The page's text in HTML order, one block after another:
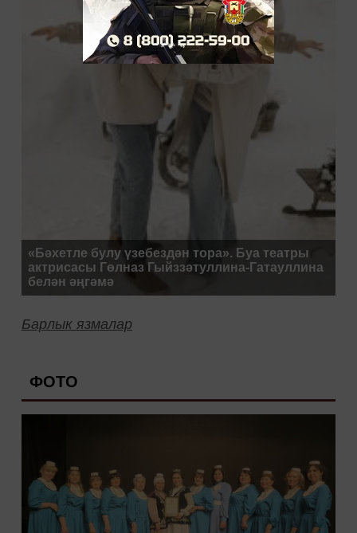
«Бәхетле булу үзебездән тора». Буа театры
актрисасы Гөлназ Гыйззәтуллина-Гатауллина
белән әңгәмә
Барлык язмалар
ФОТО